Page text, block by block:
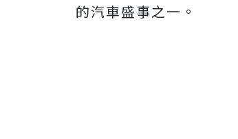
的汽車盛事之一。